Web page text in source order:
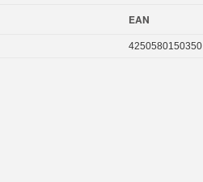
EAN
4250580150350